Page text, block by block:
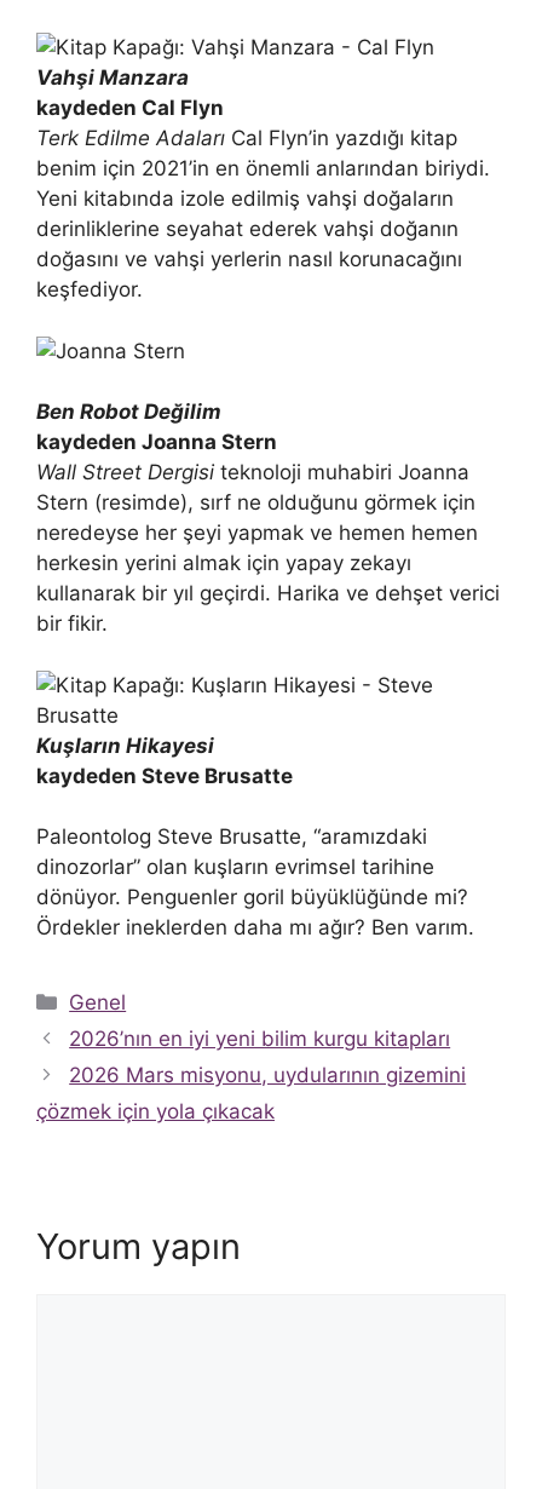
Vahşi Manzara
kaydeden Cal Flyn
Terk Edilme Adaları Cal Flyn’in yazdığı kitap
benim için 2021’in en önemli anlarından biriydi.
Yeni kitabında izole edilmiş vahşi doğaların
derinliklerine seyahat ederek vahşi doğanın
doğasını ve vahşi yerlerin nasıl korunacağını
keşfediyor.
Ben Robot Değilim
kaydeden Joanna Stern
Wall Street Dergisi teknoloji muhabiri Joanna
Stern (resimde), sırf ne olduğunu görmek için
neredeyse her şeyi yapmak ve hemen hemen
herkesin yerini almak için yapay zekayı
kullanarak bir yıl geçirdi. Harika ve dehşet verici
bir fikir.
Kuşların Hikayesi
kaydeden Steve Brusatte
Paleontolog Steve Brusatte, “aramızdaki
dinozorlar” olan kuşların evrimsel tarihine
dönüyor. Penguenler goril büyüklüğünde mi?
Ördekler ineklerden daha mı ağır? Ben varım.
Kategoriler
Genel
2026’nın en iyi yeni bilim kurgu kitapları
2026 Mars misyonu, uydularının gizemini
çözmek için yola çıkacak
Yorum yapın